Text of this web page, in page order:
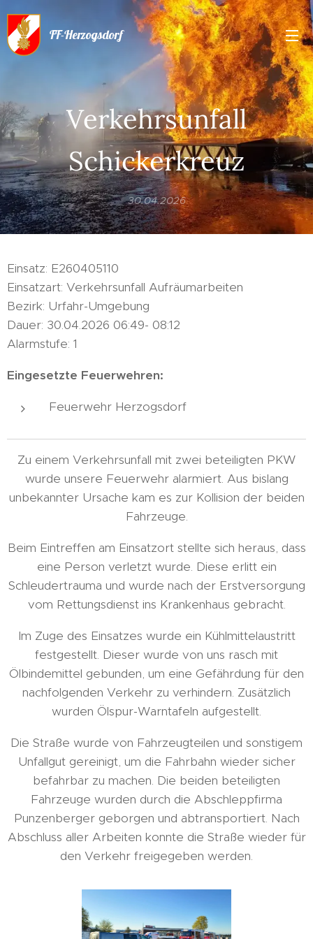
FF-Herzogsdorf
Verkehrsunfall
Schickerkreuz
30.04.2026
Einsatz: E260405110
Einsatzart: Verkehrsunfall Aufräumarbeiten
Bezirk: Urfahr-Umgebung
Dauer: 30.04.2026 06:49- 08:12
Alarmstufe: 1
Eingesetzte Feuerwehren:
Feuerwehr Herzogsdorf
Zu einem Verkehrsunfall mit zwei beteiligten PKW
wurde unsere Feuerwehr alarmiert. Aus bislang
unbekannter Ursache kam es zur Kollision der beiden
Fahrzeuge.
Beim Eintreffen am Einsatzort stellte sich heraus, dass
eine Person verletzt wurde. Diese erlitt ein
Schleudertrauma und wurde nach der Erstversorgung
vom Rettungsdienst ins Krankenhaus gebracht.
Im Zuge des Einsatzes wurde ein Kühlmittelaustritt
festgestellt. Dieser wurde von uns rasch mit
Ölbindemittel gebunden, um eine Gefährdung für den
nachfolgenden Verkehr zu verhindern. Zusätzlich
wurden Ölspur-Warntafeln aufgestellt.
Die Straße wurde von Fahrzeugteilen und sonstigem
Unfallgut gereinigt, um die Fahrbahn wieder sicher
befahrbar zu machen. Die beiden beteiligten
Fahrzeuge wurden durch die Abschleppfirma
Punzenberger geborgen und abtransportiert. Nach
Abschluss aller Arbeiten konnte die Straße wieder für
den Verkehr freigegeben werden.